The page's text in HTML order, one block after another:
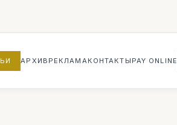
АРХИВ РЕКЛАМА КОНТАКТЫ PAY ONLINE